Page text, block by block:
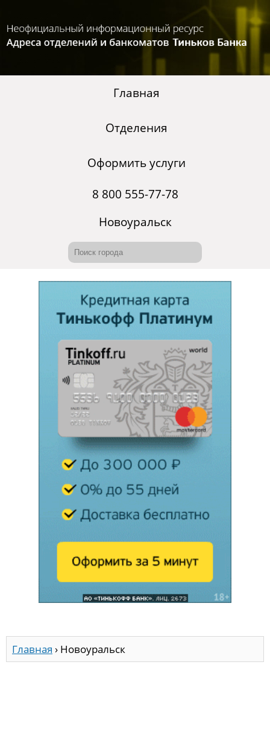
Главная
Отделения
Оформить услуги
8 800 555-77-78
Новоуральск
Главная › Новоуральск